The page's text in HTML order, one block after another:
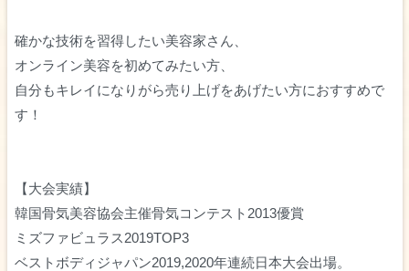
確かな技術を習得したい美容家さん、
オンライン美容を初めてみたい方、
自分もキレイになりがら売り上げをあげたい方におすすめで
す！
【大会実績】
韓国骨気美容協会主催骨気コンテスト2013優賞
ミズファビュラス2019TOP3
ベストボディジャパン2019,2020年連続日本大会出場。